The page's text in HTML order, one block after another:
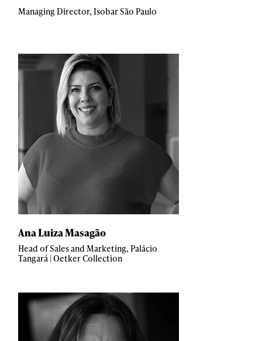
Managing Director, Isobar São Paulo
Ana Luiza Masagão
Head of Sales and Marketing, Palácio
Tangará | Oetker Collection